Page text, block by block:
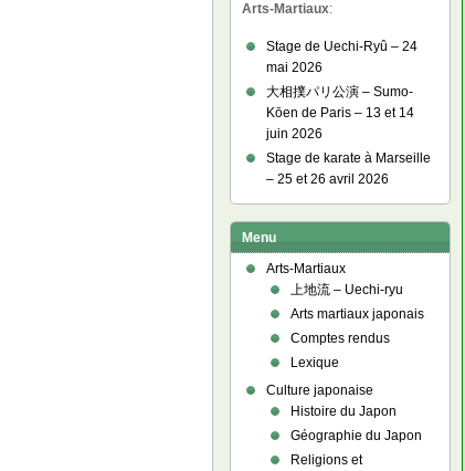
Arts-Martiaux:
Stage de Uechi-Ryû – 24
mai 2026
大相撲パリ公演 – Sumo-
Kōen de Paris – 13 et 14
juin 2026
Stage de karate à Marseille
– 25 et 26 avril 2026
Menu
Arts-Martiaux
上地流 – Uechi-ryu
Arts martiaux japonais
Comptes rendus
Lexique
Culture japonaise
Histoire du Japon
Géographie du Japon
Religions et